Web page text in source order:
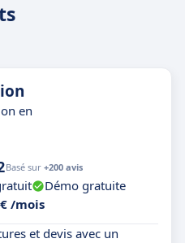
en
Basé sur +200 avis
Démo gratuite
/mois
et devis avec un